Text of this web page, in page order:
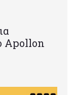
Apollon